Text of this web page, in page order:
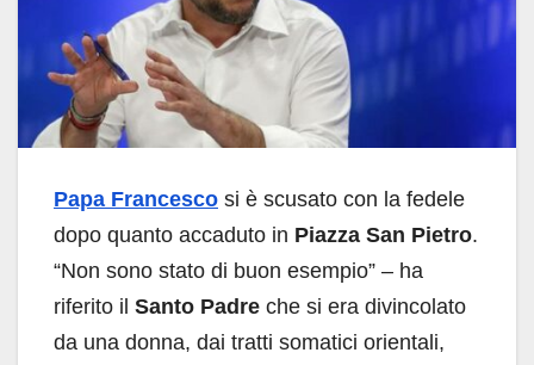
Papa Francesco si è scusato con la fedele
dopo quanto accaduto in Piazza San Pietro.
“Non sono stato di buon esempio” – ha
riferito il Santo Padre che si era divincolato
da una donna, dai tratti somatici orientali,